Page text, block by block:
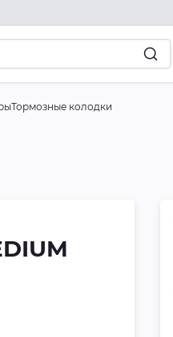
Тормозные колодки